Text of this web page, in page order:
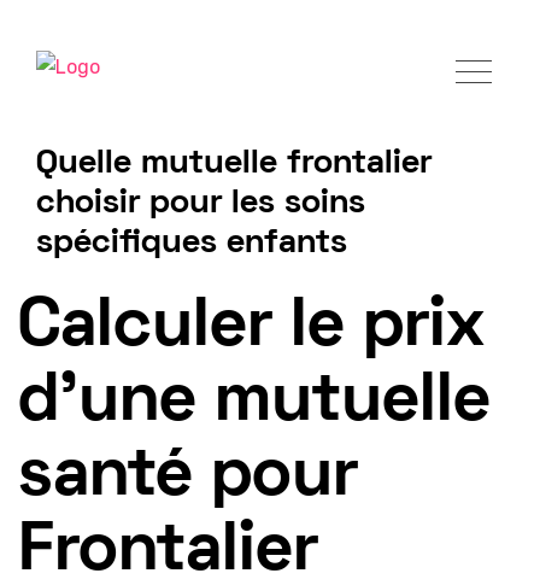
Quelle mutuelle frontalier
choisir pour les soins
spécifiques enfants
Tarif mutuelle Frontalier 2025
Calculer le prix
d'une mutuelle
santé pour
Frontalier